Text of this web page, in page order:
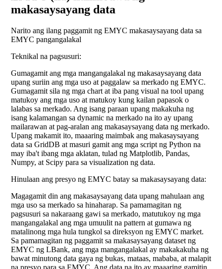
makasaysayang data
Narito ang ilang paggamit ng EMYC makasaysayang data sa
EMYC pangangalakal
Teknikal na pagsusuri:
Gumagamit ang mga mangangalakal ng makasaysayang data
upang suriin ang mga uso at paggalaw sa merkado ng EMYC.
Gumagamit sila ng mga chart at iba pang visual na tool upang
matukoy ang mga uso at matukoy kung kailan papasok o
lalabas sa merkado. Ang isang paraan upang makakuha ng
isang kalamangan sa dynamic na merkado na ito ay upang
mailarawan at pag-aralan ang makasaysayang data ng merkado.
Upang makamit ito, maaaring maimbak ang makasaysayang
data sa GridDB at masuri gamit ang mga script ng Python na
may iba't ibang mga aklatan, tulad ng Matplotlib, Pandas,
Numpy, at Scipy para sa visualization ng data.
Hinulaan ang presyo ng EMYC batay sa makasaysayang data:
Magagamit din ang makasaysayang data upang mahulaan ang
mga uso sa merkado sa hinaharap. Sa pamamagitan ng
pagsusuri sa nakaraang gawi sa merkado, matutukoy ng mga
mangangalakal ang mga umuulit na pattern at gumawa ng
matalinong mga hula tungkol sa direksyon ng EMYC market.
Sa pamamagitan ng paggamit sa makasaysayang dataset ng
EMYC ng LBank, ang mga mangangalakal ay makakakuha ng
bawat minutong data gaya ng bukas, mataas, mababa, at malapit
na presyo para sa EMYC. Ang data na ito ay maaaring gamitin